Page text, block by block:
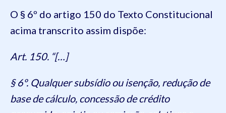
O § 6º do artigo 150 do Texto Constitucional
acima transcrito assim dispõe:
Art. 150. “[…]
§ 6º. Qualquer subsídio ou isenção, redução de
base de cálculo, concessão de crédito